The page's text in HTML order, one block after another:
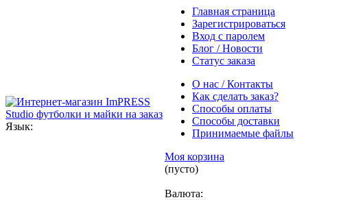
Язык:
Главная страница
Зарегистрироваться
Вход с паролем
Блог / Новости
Статус заказа
О нас / Контакты
Как сделать заказ?
Способы оплаты
Способы доставки
Принимаемые файлы
Моя корзина
(пусто)
Валюта: